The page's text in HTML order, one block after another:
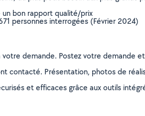
un bon rapport qualité/prix
personnes interrogées (Février 2024)
demande. Postez votre demande
contacté. Présentation, photos de
et efficaces grâce aux outils